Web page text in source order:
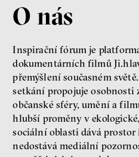
O nás
Inspirační fórum je
dokumentárních filmů
přemýšlení současném
setkání propojuje osobnosti
občanské sféry, umění a
hlubší proměny v
sociální oblasti dává prostor
nedostává mediální